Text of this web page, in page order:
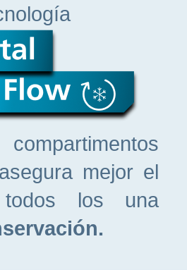
compartimentos
mejor el
los una